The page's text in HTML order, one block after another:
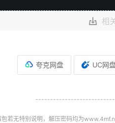
相
夸克网盘 UC网
包若无特别说明，解压密码均为